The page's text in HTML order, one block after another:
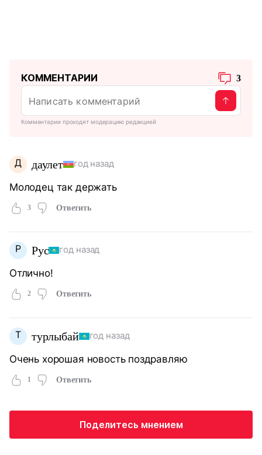
КОММЕНТАРИИ 3
Комментарии проходят модерацию редакцией
Д даулет год назад
Молодец так держать
3 Ответить
Р Рус год назад
Отлично!
2 Ответить
Т турлыбай год назад
Очень хорошая новость поздравляю
1 Ответить
Поделитесь мнением